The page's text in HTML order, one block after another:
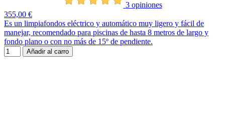
3 opiniones
355,00 €
Es un limpiafondos eléctrico y automático muy ligero y fácil de
manejar, recomendado para piscinas de hasta 8 metros de largo y
fondo plano o con no más de 15º de pendiente.
Añadir al carro